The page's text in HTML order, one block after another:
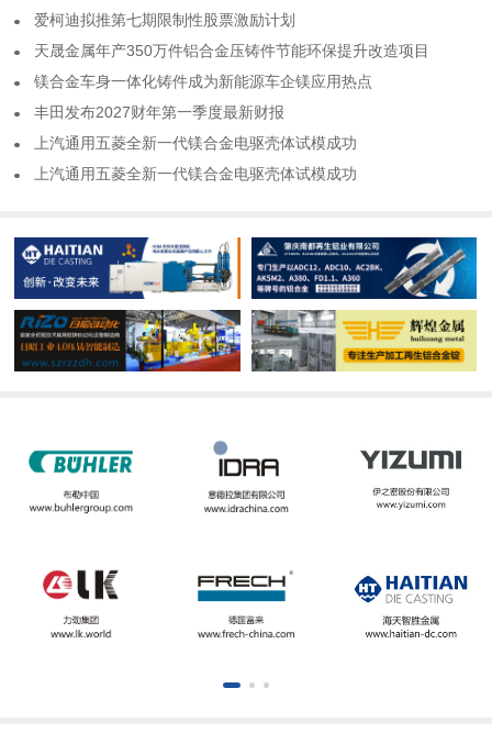
​爱柯迪拟推第七期限制性股票激励计划
​天晟金属年产350万件铝合金压铸件节能环保提升改造项目
​镁合金车身一体化铸件成为新能源车企镁应用热点
​丰田发布2027财年第一季度最新财报
​上汽通用五菱全新一代镁合金电驱壳体试模成功
​上汽通用五菱全新一代镁合金电驱壳体试模成功